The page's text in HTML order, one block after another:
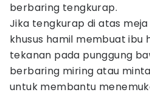
berbaring tengkurap.
Jika tengkurap di atas
khusus hamil membuat ibu
tekanan pada punggung
berbaring miring atau
untuk membantu